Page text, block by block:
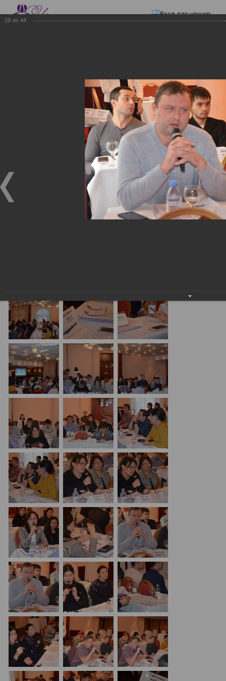
Вход для членов
Презентации—ЭЛЕКТРОННЫЕ СЧЕТА-ФАКТУРЫ.
ЭЛЕКТРОННЫЕ СЧЕТА-
ФАКТУРЫ. ВИРТУАЛЬНЫЙ
ЭЛЕКТРОННЫЕ СЧЕТА-ФАКТУРЫ. ВИРТУАЛЬНЫЙ
СКЛАД.
Семинар с КГД и разработчиками
19 из 44